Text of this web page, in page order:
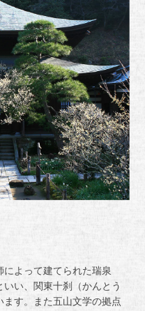
よって建てられた瑞泉
い、関東十刹（かんとう
ます。また五山文学の拠点